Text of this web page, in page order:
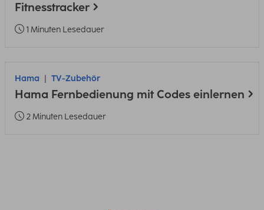
Fitnesstracker
1 Minuten Lesedauer
Hama TV-Zubehör
Hama Fernbedienung mit Codes einlernen
2 Minuten Lesedauer